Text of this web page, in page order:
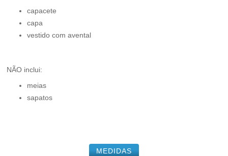
capacete
capa
vestido com avental
NÃO inclui:
meias
sapatos
MEDIDAS